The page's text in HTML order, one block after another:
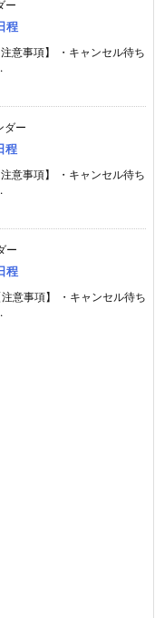
ー
程
意事項】 ・キャンセル待ち
ダー
程
意事項】 ・キャンセル待ち
ー
程
意事項】 ・キャンセル待ち